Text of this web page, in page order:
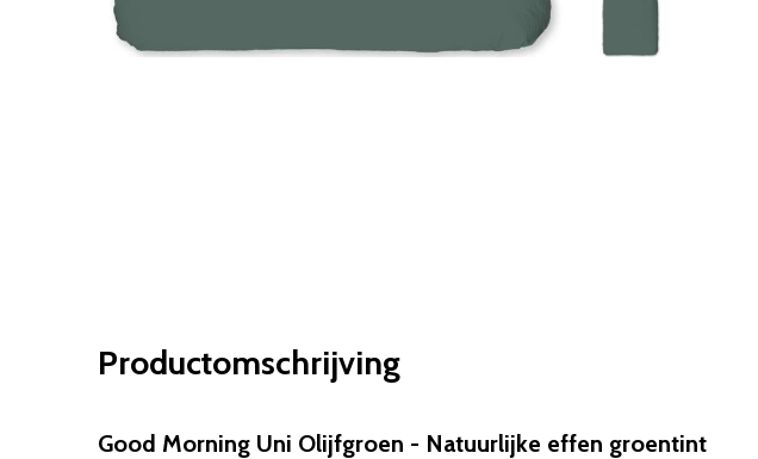
Productomschrijving
Good Morning Uni Olijfgroen - Natuurlijke effen groentint